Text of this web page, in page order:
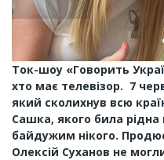
Ток-шоу «Говорить
хто має телевізор. 7
який сколихнув всю
Сашка, якого била
байдужим нікого.
Олексій Суханов не